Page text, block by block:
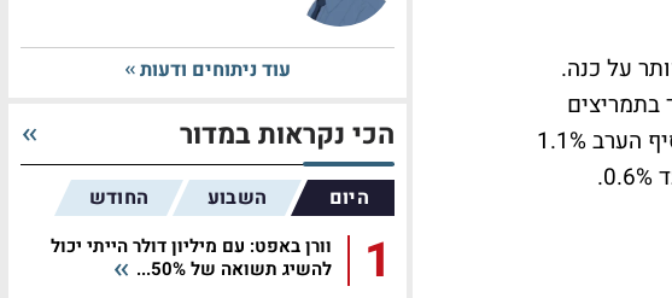
על כנה.
בתמריצים
נוספים ועתה יש להתמקד ביציבות המערכת הפיננסית. בתוך כך מדד הבנקים האירופי הוסיף הערב 1.1%
עוד ניתוחים ודעות
הכי נקראות במדור
היום השבוע החודש
1
וורן באפט: עם מיליון דולר הייתי יכול
להשיג תשואה של 50%...